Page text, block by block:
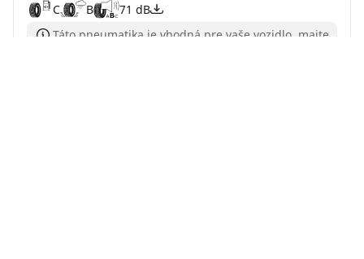
C
B
71 dB
Táto pneumatika je vhodná pre vaše vozidlo, majte